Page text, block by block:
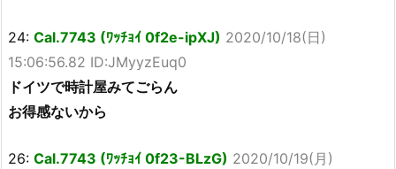
24: Cal.7743 (ﾜｯﾁｮｲ 0f2e-ipXJ) 2020/10/18(日)
15:06:56.82 ID:JMyyzEuq0
ドイツで時計屋みてごらん
お得感ないから
26: Cal.7743 (ﾜｯﾁｮｲ 0f23-BLzG) 2020/10/19(月)